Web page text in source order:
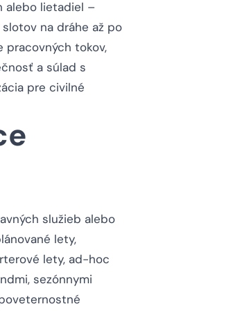
alebo lietadiel –
na dráhe až po
pracovných tokov,
a súlad s
pre civilné
služieb alebo
lety,
lety, ad-hoc
sezónnymi